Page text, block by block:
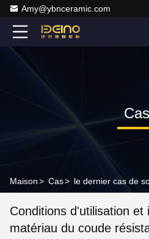
Amy@ybnceramic.com
Cas
Maison> Cas>
Conditions d'utilisation et
matériau du coude